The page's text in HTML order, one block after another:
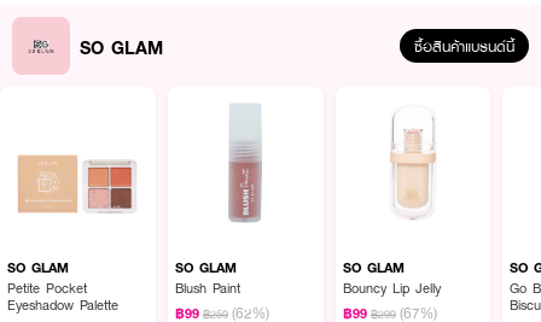
● ขนาด 8 g.
How to Use :
แนะนำให้ใช้นิ้วมือในการเกลี่ยอายแชโดว์เนื้อกริตเตอร์ จะติดทนนานมากขึ้น
SO GLAM ซื้อสินค้าแบรนด์นี้
SO GLAM
Petite Pocket
Eyeshadow Palette
SO GLAM
Blush Paint
฿99 ฿259 (62%)
SO GLAM
Bouncy Lip Jelly
฿99 ฿299 (67%)
SO
Go